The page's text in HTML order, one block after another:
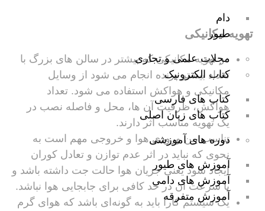
دام
طیور
مجلات علمی و تجاری
کتاب الکترونیک
کتاب های فارسی
کتاب های زبان اصلی
دوره های آموزشی
آموزش های طیور
آموزش های دامی
آموزش متفرقه
تهویه مکانیکی
در تهویه مکانیکی که بیشتر در سالن های بزرگ با
تعداد بیشتر پرنده انجام می شود از وسایل
مکانیکی و هواکش استفاده می شود. تعداد
هواکش، ظرفیت آن ها، محل و فاصله نصب در
یک تهویه مناسب اثر دارند.
تناسب بین ورودی هوا و خروجی مهم است به
نحوی که نباید در اثر عدم توازن و تعادل کوران
ایجاد شود یعنی جریان هوا حالت جت داشته باشد و
یا سرعت آن در حد کافی برای جابجایی هوا نباشد.
یک سیستم کارا باید به گونه‌ای باشد که هوای گرم